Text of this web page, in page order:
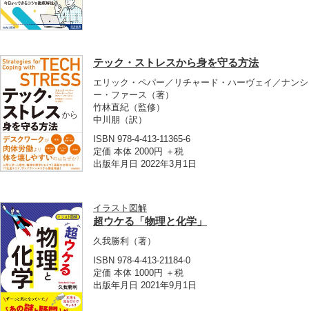
テック・ストレスから身を守る方法
エリック・ペパー／リチャード・ハーヴェイ／ナンシ
ー・ファース
（著）
竹林直紀 （監修）
中川朋
（訳）
ISBN 978-4-413-11365-6
定価 本体 2000円 ＋税
出版年月日 2022年3月1日
イラスト図解
超ウケる「物理と化学」
久我勝利
（著）
ISBN 978-4-413-21184-0
定価 本体 1000円 ＋税
出版年月日 2021年9月1日